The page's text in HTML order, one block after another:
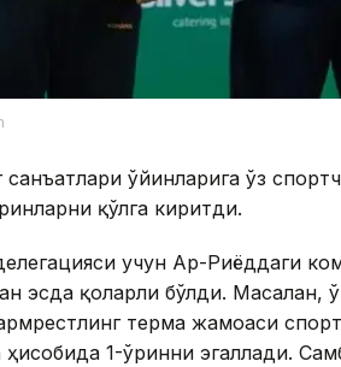
ўйинларига ўз
қўлга киритди.
учун Ар-Риёддаги
эсда қоларли бўлди. Масалан,
терма жамоаси
1-ўринни эгаллади.